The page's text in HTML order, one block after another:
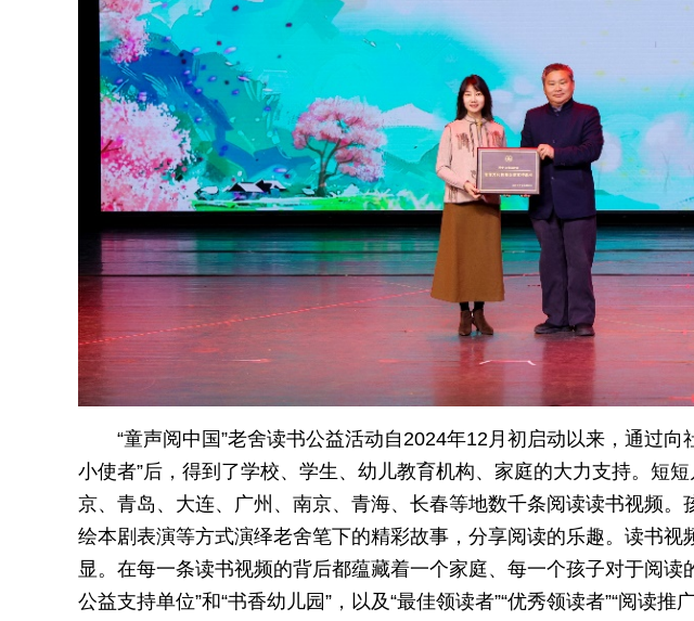
“童声阅中国”老舍读书公益活动自2024年12月初启动以来，通过
小使者”后，得到了学校、学生、幼儿教育机构、家庭的大力支持。短
京、青岛、大连、广州、南京、青海、长春等地数千条阅读读书视频。
绘本剧表演等方式演绎老舍笔下的精彩故事，分享阅读的乐趣。读书视
显。在每一条读书视频的背后都蕴藏着一个家庭、每一个孩子对于阅读
公益支持单位”和“书香幼儿园”，以及“最佳领读者”“优秀领读者”“阅读推